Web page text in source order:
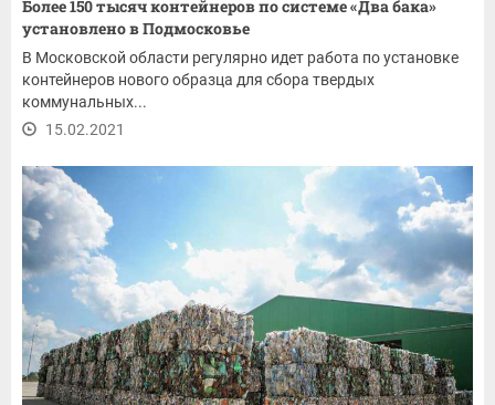
Более 150 тысяч контейнеров по системе «Два бака»
установлено в Подмосковье
В Московской области регулярно идет работа по установке
контейнеров нового образца для сбора твердых
коммунальных...
15.02.2021